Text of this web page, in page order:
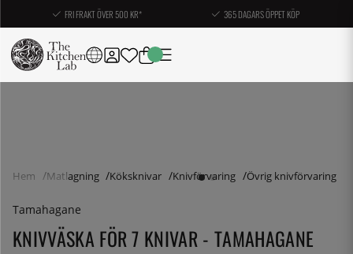
FRI FRAKT ÖVER 500 KR* 365 DAGARS ÖPPET KÖP
Hem Matlagning Köksknivar Knivförvaring Övrig knivförvaring
Tamahagane
KNIVVÄSKA FÖR 7 KNIVAR - TAMAHAGANE